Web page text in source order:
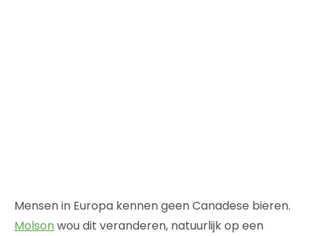
Mensen in Europa kennen geen Canadese bieren.
Molson wou dit veranderen, natuurlijk op een